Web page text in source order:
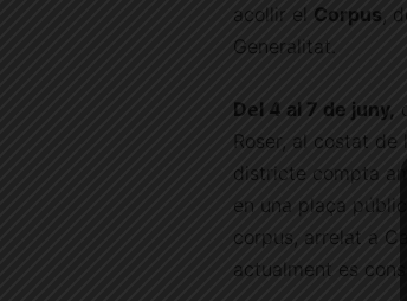
acollir el Corpus ,
Generalitat.
Del 4 al 7 de juny,
Roser, al costat de
districte compta
en una plaça
corpus, arrelat a
actualment es